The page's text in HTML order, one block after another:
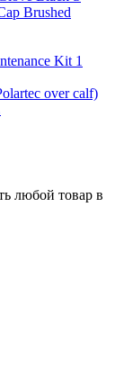
Brushed
Kit 1
over calf)
любой товар в